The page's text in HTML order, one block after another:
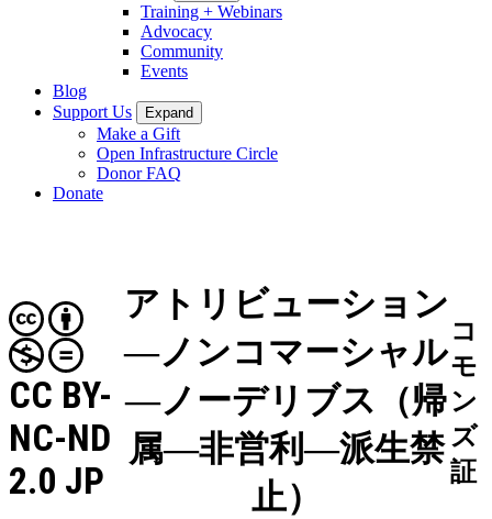
Training + Webinars
Advocacy
Community
Events
Blog
Support Us
Expand
Make a Gift
Open Infrastructure Circle
Donor FAQ
Donate
アトリビューション
―ノンコマーシャル
―ノーデリブス（帰
属―非営利―派生禁
止）
CC BY-
NC-ND
2.0 JP
コ
モ
ン
ズ
証